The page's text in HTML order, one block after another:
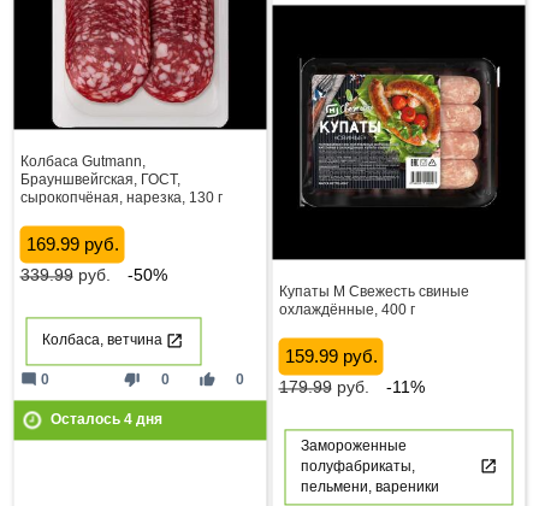
Колбаса Gutmann,
Брауншвейгская, ГОСТ,
сырокопчёная, нарезка, 130 г
169.99 руб.
339.99руб. -50%
Колбаса, ветчина
thumb_down 0 thumb_up 0
mode_comment 0
Осталось 4дня
Купаты М Свежесть свиные
охлаждённые, 400 г
159.99 руб.
179.99руб. -11%
Замороженные
полуфабрикаты,
пельмени, вареники